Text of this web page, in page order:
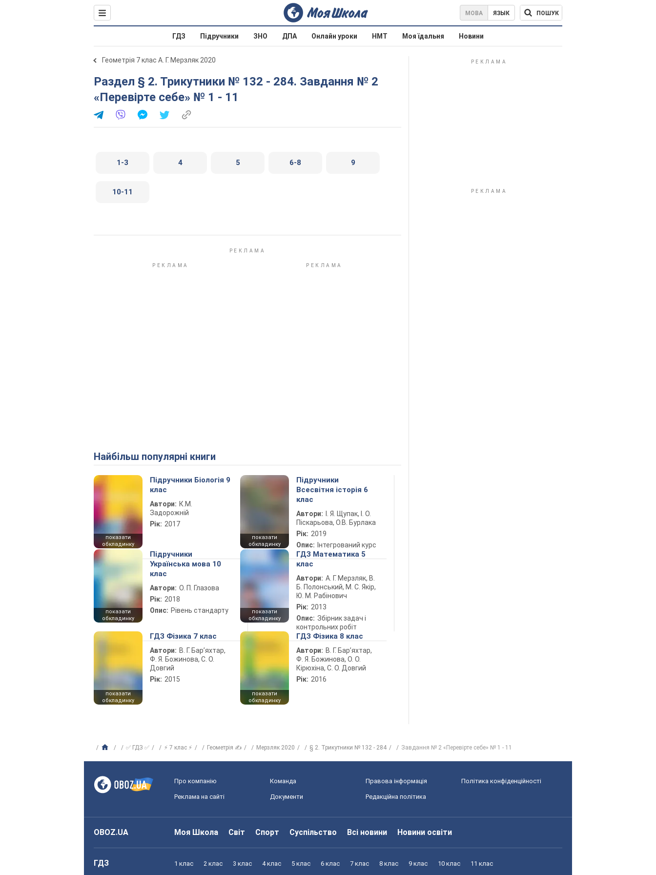
МОВА ЯЗЫК ПОШУК
ГДЗ Підручники ЗНО ДПА Онлайн уроки НМТ Моя їдальня Новини
Геометрія 7 клас А. Г. Мерзляк 2020
Раздел § 2. Трикутники № 132 - 284. Завдання № 2
«Перевірте себе» № 1 - 11
1-3 4 5 6-8 9
10-11
Найбільш популярні книги
показати
обкладинку
Підручники Біологія 9
клас
Автори: К.М.
Задорожній
Рік: 2017
показати
обкладинку
Підручники
Всесвітня історія 6
клас
Автори:
І. Я. Щупак, І. О.
Піскарьова, О.В. Бурлака
Рік: 2019
Опис: Інтегрований курс
показати
обкладинку
Підручники
Українська мова 10
клас
Автори: О. П. Глазова
Рік: 2018
Опис: Рівень стандарту
показати
обкладинку
ГДЗ Математика 5
клас
Автори: А. Г. Мерзляк, В.
Б. Полонський, М. С. Якір,
Ю. М. Рабінович
Рік: 2013
Опис: Збірник задач і
контрольних робіт
показати
обкладинку
ГДЗ Фізика 7 клас
Автори: В. Г. Бар’яхтар,
Ф. Я. Божинова, С. О.
Довгий
Рік: 2015
показати
обкладинку
ГДЗ Фізика 8 клас
Автори: В. Г. Бар’яхтар,
Ф. Я. Божинова, О. О.
Кірюхіна, С. О. Довгий
Рік: 2016
✅ ГДЗ ✅ ⚡ 7 клас ⚡ Геометрія ✍ Мерзляк 2020 § 2. Трикутники № 132 - 284 Завдання № 2 «Перевірте себе» № 1 - 11
Про компанію Команда Правова інформація Політика конфіденційності
Реклама на сайті Документи Редакційна політика
OBOZ.UA Моя Школа Світ Спорт Суспільство Всі новини Новини освіти
ГДЗ 1 клас 2 клас 3 клас 4 клас 5 клас 6 клас 7 клас 8 клас 9 клас 10 клас 11 клас